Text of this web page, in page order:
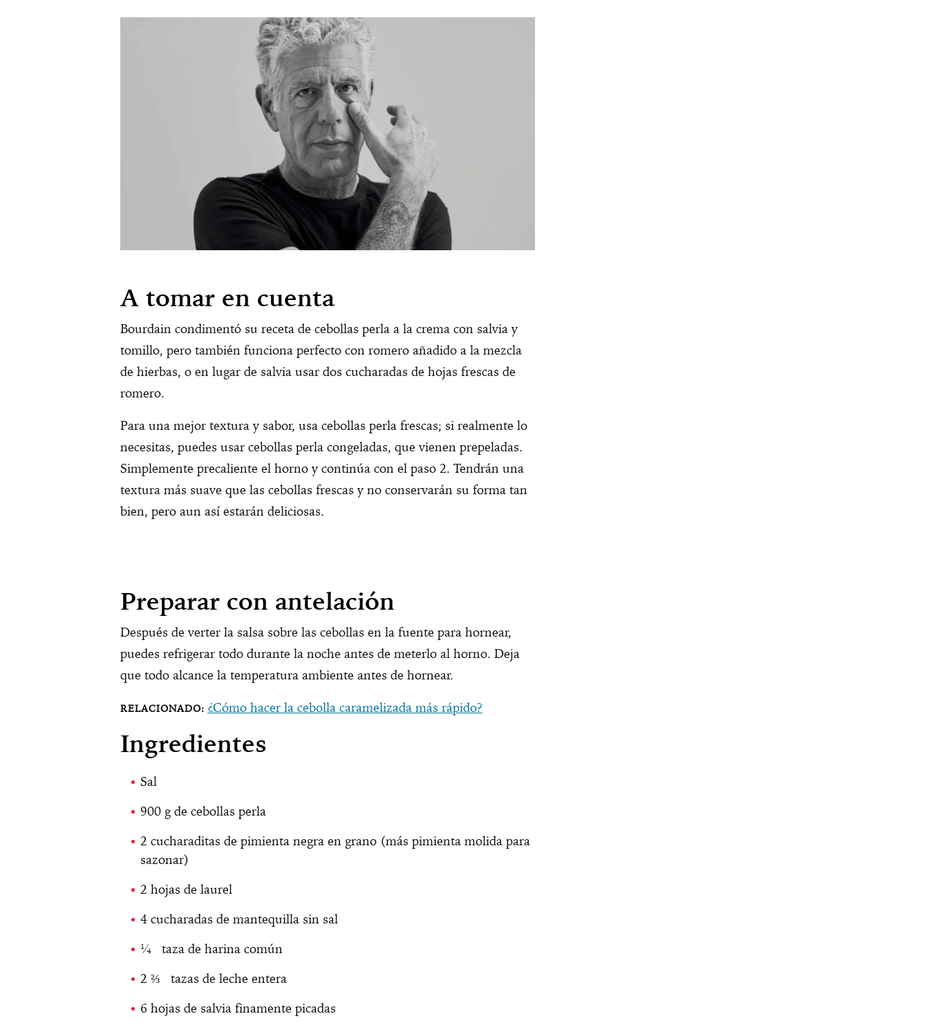
A tomar en cuenta
Bourdain condimentó su receta de cebollas perla a la crema con salvia y
tomillo, pero también funciona perfecto con romero añadido a la mezcla
de hierbas, o en lugar de salvia usar dos cucharadas de hojas frescas de
romero.
Para una mejor textura y sabor, usa cebollas perla frescas; si realmente lo
necesitas, puedes usar cebollas perla congeladas, que vienen prepeladas.
Simplemente precaliente el horno y continúa con el paso 2. Tendrán una
textura más suave que las cebollas frescas y no conservarán su forma tan
bien, pero aun así estarán deliciosas.
Preparar con antelación
Después de verter la salsa sobre las cebollas en la fuente para hornear,
puedes refrigerar todo durante la noche antes de meterlo al horno. Deja
que todo alcance la temperatura ambiente antes de hornear.
¿Cómo hacer la cebolla caramelizada más rápido?
Ingredientes
Sal
900 g de cebollas perla
2 cucharaditas de pimienta negra en grano (más pimienta molida para
sazonar)
2 hojas de laurel
4 cucharadas de mantequilla sin sal
¼ taza de harina común
2 ⅔ tazas de leche entera
6 hojas de salvia finamente picadas